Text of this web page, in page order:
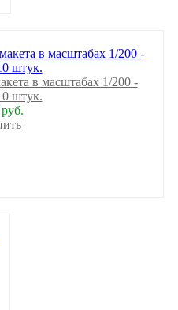
в масштабах 1/200 -
штук.